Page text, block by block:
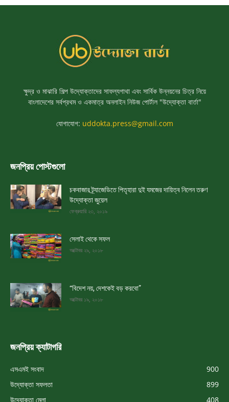
ক্ষুদ্র ও মাঝারি শিল্প উদ্যোক্তাদের সাফল্যগাথা এবং সার্বিক উন্নয়নের চিত্র নিয়ে
বাংলাদেশের সর্বপ্রথম ও একমাত্র অনলাইন নিউজ পোর্টাল "উদ্যোক্তা বার্তা"
যোগাযোগ: uddokta.press@gmail.com
জনপ্রিয় পোস্টগুলো
চকবাজার ট্র্যাজেডিতে পিতৃহারা দুই যমজের দায়িত্ব নিলেন তরুণ
উদ্যোক্তা জুয়েল
ফেব্রুয়ারি ২৩, ২০১৯
সেলাই থেকে সফল
অক্টোবর ২৯, ২০১৮
“বিদেশ নয়, দেশকেই বড় করবো”
অক্টোবর ১৯, ২০১৮
জনপ্রিয় ক্যাটাগরি
এসএমই সংবাদ
900
উদ্যোক্তা সফলতা
899
উদ্যোক্তা মেলা
408